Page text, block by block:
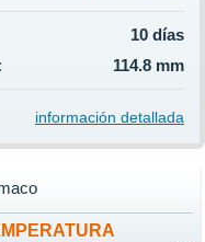
10 días
114.8 mm
información detallada